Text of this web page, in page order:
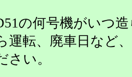
の何号機がいつ
運転、廃車日など
さい。